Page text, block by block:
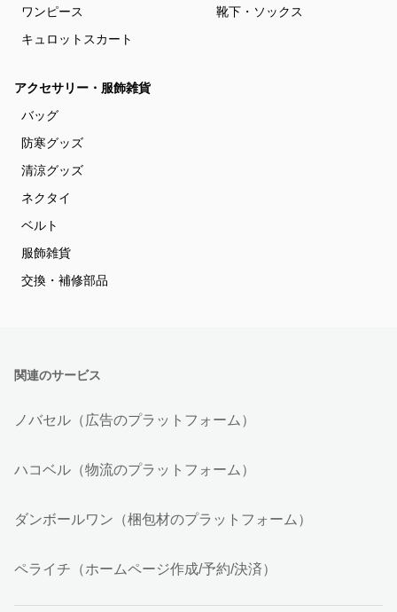
ワンピース
キュロットスカート
靴下・ソックス
アクセサリー・服飾雑貨
バッグ
防寒グッズ
清涼グッズ
ネクタイ
ベルト
服飾雑貨
交換・補修部品
関連のサービス
ノバセル（広告のプラットフォーム）
ハコベル（物流のプラットフォーム）
ダンボールワン（梱包材のプラットフォーム）
ペライチ（ホームページ作成/予約/決済）